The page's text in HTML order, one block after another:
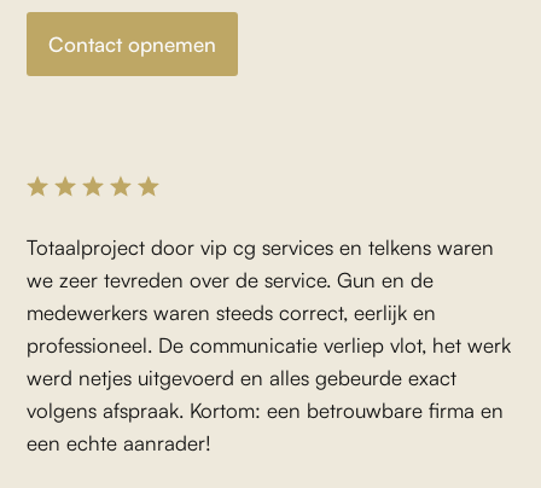
Contact opnemen
Totaalproject door vip cg services en telkens waren
we zeer tevreden over de service. Gun en de
medewerkers waren steeds correct, eerlijk en
professioneel. De communicatie verliep vlot, het werk
werd netjes uitgevoerd en alles gebeurde exact
volgens afspraak. Kortom: een betrouwbare firma en
een echte aanrader!